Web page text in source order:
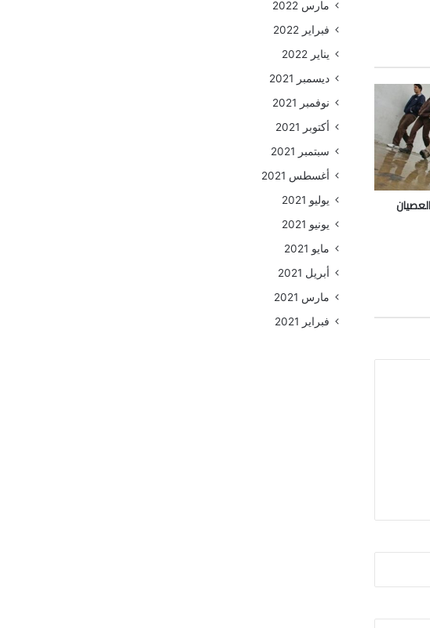
مارس 2022
فبراير 2022
يناير 2022
ديسمبر 2021
نوفمبر 2021
أكتوبر 2021
سبتمبر 2021
أغسطس 2021
يوليو 2021
يونيو 2021
مايو 2021
أبريل 2021
مارس 2021
فبراير 2021